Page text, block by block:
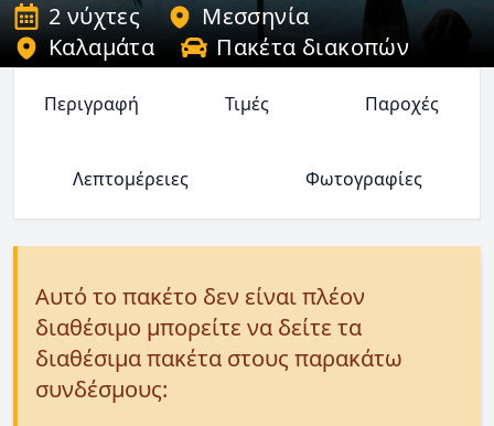
2 νύχτες
Μεσσηνία
Καλαμάτα
Πακέτα διακοπών
Περιγραφή Τιμές Παροχές
Λεπτομέρειες Φωτογραφίες
Αυτό το πακέτο δεν είναι πλέον
διαθέσιμο μπορείτε να δείτε τα
διαθέσιμα πακέτα στους παρακάτω
συνδέσμους: